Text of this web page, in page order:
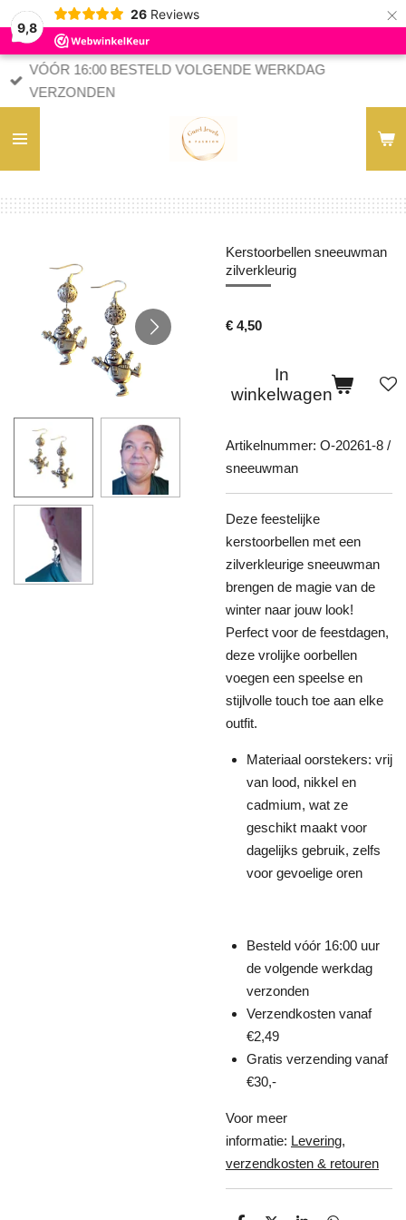
9,8
26 Reviews ×
VÓÓR 16:00 BESTELD VOLGENDE WERKDAG
VERZONDEN
Kerstoorbellen sneeuwman
zilverkleurig
€ 4,50
In
winkelwagen
Artikelnummer: O-20261-8 /
sneeuwman
Deze feestelijke
kerstoorbellen met een
zilverkleurige sneeuwman
brengen de magie van de
winter naar jouw look!
Perfect voor de feestdagen,
deze vrolijke oorbellen
voegen een speelse en
stijlvolle touch toe aan elke
outfit.
Materiaal oorstekers: vrij
van lood, nikkel en
cadmium, wat ze
geschikt maakt voor
dagelijks gebruik, zelfs
voor gevoelige oren
Besteld vóór 16:00 uur
de volgende werkdag
verzonden
Verzendkosten vanaf
€2,49
Gratis verzending vanaf
€30,-
Voor meer
informatie: Levering,
verzendkosten & retouren